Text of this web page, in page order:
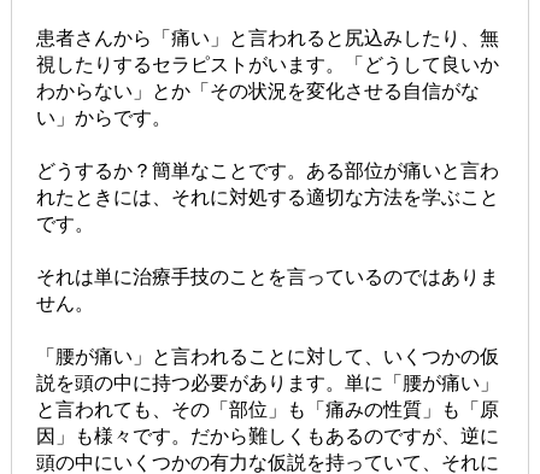
患者さんから「痛い」と言われると尻込みしたり、無
視したりするセラピストがいます。「どうして良いか
わからない」とか「その状況を変化させる自信がな
い」からです。
どうするか？簡単なことです。ある部位が痛いと言わ
れたときには、それに対処する適切な方法を学ぶこと
です。
それは単に治療手技のことを言っているのではありま
せん。
「腰が痛い」と言われることに対して、いくつかの仮
説を頭の中に持つ必要があります。単に「腰が痛い」
と言われても、その「部位」も「痛みの性質」も「原
因」も様々です。だから難しくもあるのですが、逆に
頭の中にいくつかの有力な仮説を持っていて、それに